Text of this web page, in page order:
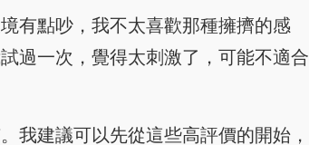
有點吵，我不太喜歡那種擁擠的感
過一次，覺得太刺激了，可能不適合
我建議可以先從這些高評價的開始，